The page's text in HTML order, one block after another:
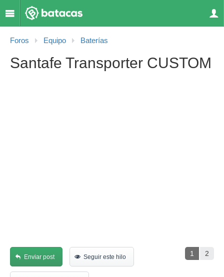
Foros Equipo Baterías
Santafe Transporter CUSTOM
1 2
Enviar post Seguir este hilo